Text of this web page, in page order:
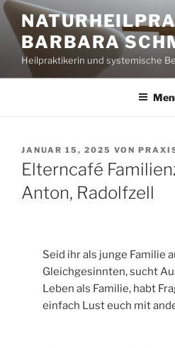
Zum
Inhalt
springenBARBARA
Heilpraktikerin und systemische
VERÖFFENTLICHT
AM
JANUAR 15, 2025 VON
Elterncafé
Anton, Radolfzell
Seid ihr als junge Familie
Gleichgesinnten, sucht
Leben als Familie, habt
einfach Lust euch mit